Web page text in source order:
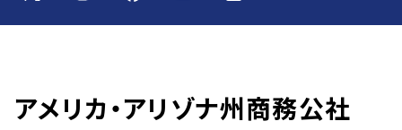
アメリカ・アリゾナ州商務公社